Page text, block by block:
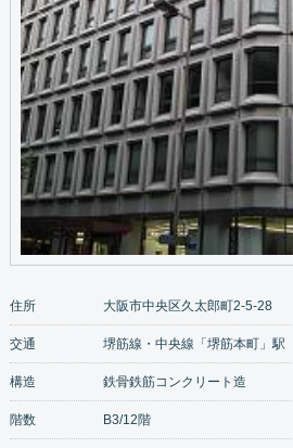
住所 大阪市中央区久太郎町2-5-28
交通 堺筋線・中央線「堺筋本町」
構造 鉄骨鉄筋コンクリート造
階数 B3/12階